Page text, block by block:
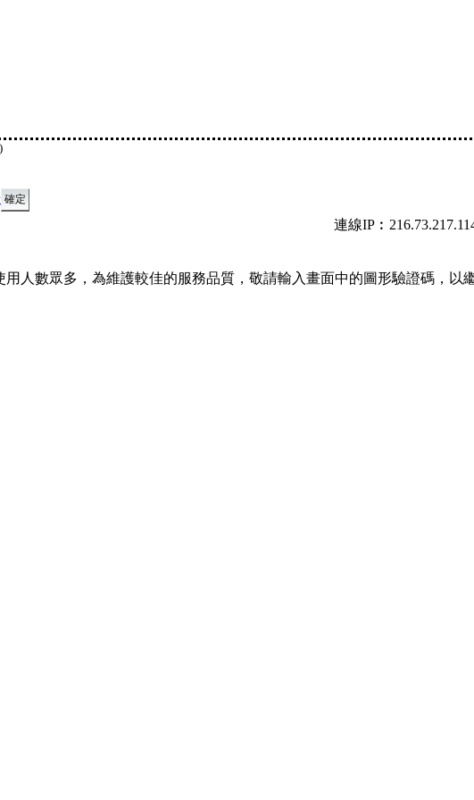
連線
人數眾多，為維護較佳的服務品質，敬請輸入畫面中的圖形驗證碼，以